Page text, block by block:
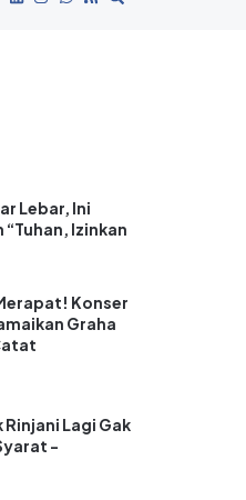
Lebar, Ini
Izinkan
Konser
Graha
Rinjani Lagi Gak
-